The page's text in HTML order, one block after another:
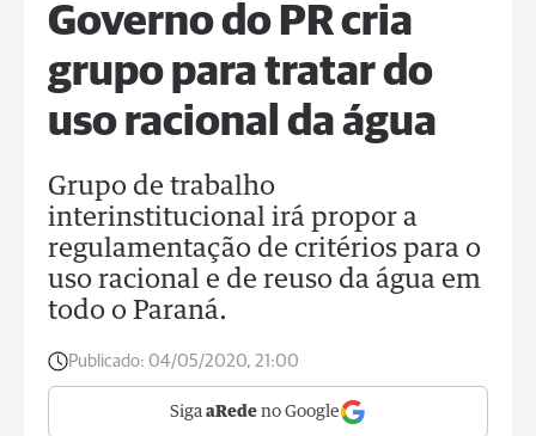
Governo do PR cria
grupo para tratar do
uso racional da água
Grupo de trabalho
interinstitucional irá propor a
regulamentação de critérios para o
uso racional e de reuso da água em
todo o Paraná.
Publicado: 04/05/2020, 21:00
Siga aRede no Google